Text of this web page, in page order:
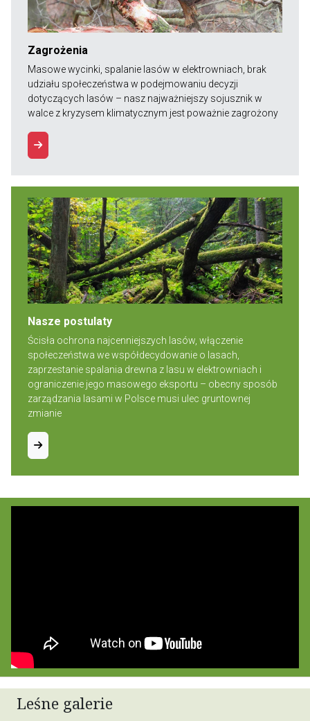
Zagrożenia
Masowe wycinki, spalanie lasów w elektrowniach, brak
udziału społeczeństwa w podejmowaniu decyzji
dotyczących lasów – nasz najważniejszy sojusznik w
walce z kryzysem klimatycznym jest poważnie zagrożony
Nasze postulaty
Ścisła ochrona najcenniejszych lasów, włączenie
społeczeństwa we współdecydowanie o lasach,
zaprzestanie spalania drewna z lasu w elektrowniach i
ograniczenie jego masowego eksportu – obecny sposób
zarządzania lasami w Polsce musi ulec gruntownej
zmianie
Leśne galerie